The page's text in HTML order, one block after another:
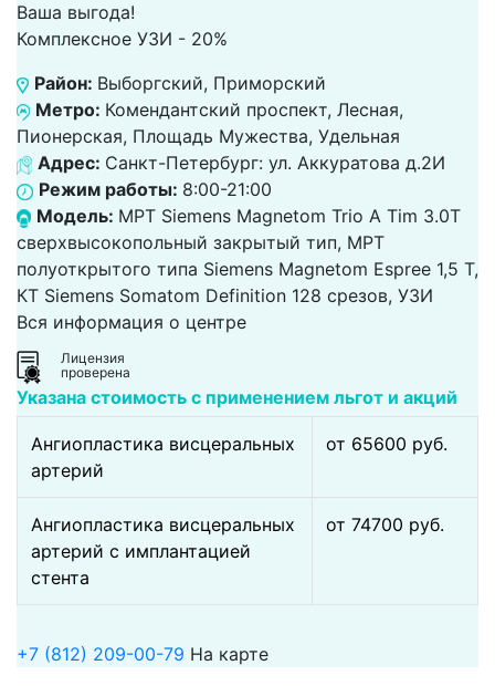
Ваша выгода!
Комплексное УЗИ - 20%
Район: Выборгский, Приморский
Метро: Комендантский проспект, Лесная,
Пионерская, Площадь Мужества, Удельная
Адрес: Санкт-Петербург: ул. Аккуратова д.2И
Режим работы: 8:00-21:00
Модель: МРТ Siemens Magnetom Trio A Tim 3.0Т
сверхвысокопольный закрытый тип, МРТ
полуоткрытого типа Siemens Magnetom Espree 1,5 Т,
КТ Siemens Somatom Definition 128 срезов, УЗИ
Вся информация о центре
Лицензия
проверена
Указана стоимость с применением льгот и акций
Ангиопластика висцеральных
артерий
от 65600 pуб.
Ангиопластика висцеральных
артерий с имплантацией
стента
от 74700 pуб.
+7 (812) 209-00-79 На карте